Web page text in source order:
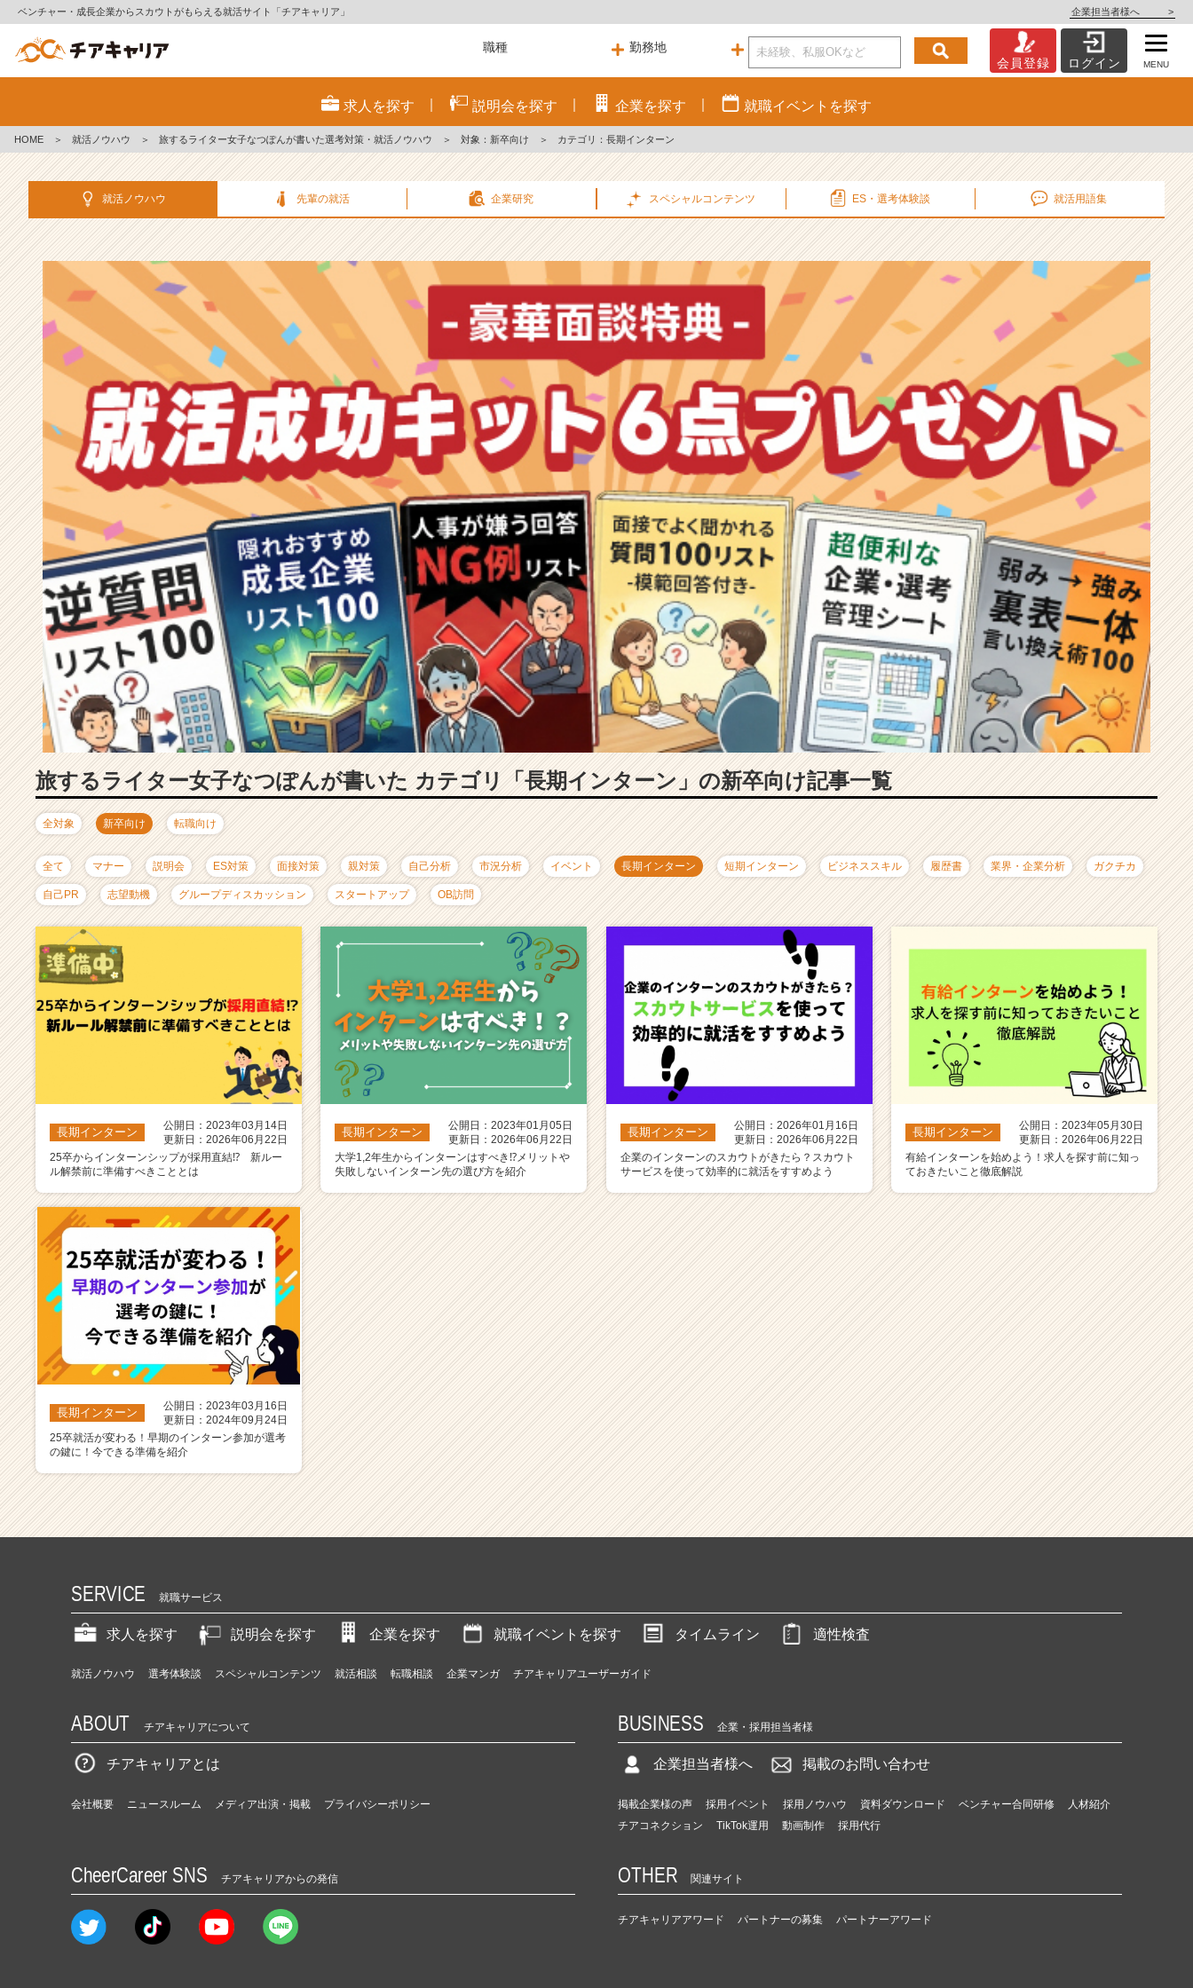
ベンチャー・成長企業からスカウトがもらえる就活サイト「チアキャリア」 企業担当者様へ >
策・
就
ノ
ハ
記
事
|
ベ
ン
チ
ー・
成
長
企
業
か
ら
カ
ウ
ト
が
届
く
就
サ
イ
ト
チ
キ
ャ
リ
ア
（C
h
e
e
r
e
e
会員登録 ログイン MENU
求人を探す 説明会を探す 企業を探す 就職イベント を探す
HOME ＞ 就活ノウハウ ＞ 旅するライター女子なつぽんが書いた選考対策・就活ノウハウ ＞ 対象：新卒向け ＞ カテゴリ：長期インターン
就活ノウハウ 先輩の就活 企業研究 スペシャルコンテンツ ES・選考体験談 就活用語集
旅するライター女子なつぽんが書いた カテゴリ「長期インターン」の新卒向け記事一覧
全対象 新卒向け 転職向け
全て マナー 説明会 ES対策 面接対策 親対策 自己分析 市況分析 イベント 長期インターン 短期インターン ビジネススキル 履歴書 業界・企業分析 ガクチカ
自己PR 志望動機 グループディスカッション スタートアップ OB訪問
長期インターン
公開日：2023年03月14日
更新日：2026年06月22日
25卒からインターンシップが採用直結⁉ 新ルー
ル解禁前に準備すべきこととは
長期インターン
公開日：2023年01月05日
更新日：2026年06月22日
大学1,2年生からインターンはすべき⁉️メリットや
失敗しないインターン先の選び方を紹介
長期インターン
公開日：2026年01月16日
更新日：2026年06月22日
企業のインターンのスカウトがきたら？スカウト
サービスを使って効率的に就活をすすめよう
長期インターン
公開日：2023年05月30日
更新日：2026年06月22日
有給インターンを始めよう！求人を探す前に知っ
ておきたいこと徹底解説
長期インターン
公開日：2023年03月16日
更新日：2024年09月24日
25卒就活が変わる！早期のインターン参加が選考
の鍵に！今できる準備を紹介
SERVICE 就職サービス
求人を探す 説明会を探す 企業を探す 就職イベントを探す タイムライン 適性検査
就活ノウハウ 選考体験談 スペシャルコンテンツ 就活相談 転職相談 企業マンガ チアキャリアユーザーガイド
ABOUT チアキャリアについて
チアキャリアとは
会社概要 ニュースルーム メディア出演・掲載 プライバシーポリシー
BUSINESS 企業・採用担当者様
企業担当者様へ 掲載のお問い合わせ
掲載企業様の声 採用イベント 採用ノウハウ 資料ダウンロード ベンチャー合同研修
人材紹介
チアコネクション
TikTok運用 動画制作 採用代行
CheerCareer SNS チアキャリアからの発信 OTHER 関連サイト
チアキャリアアワード パートナーの募集 パートナーアワード